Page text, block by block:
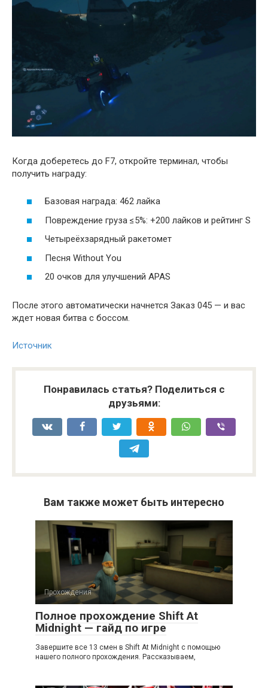
Когда доберетесь до F7, откройте терминал, чтобы
получить награду:
Базовая награда: 462 лайка
Повреждение груза ≤5%: +200 лайков и рейтинг S
Четыреёхзарядный ракетомет
Песня Without You
20 очков для улучшений APAS
После этого автоматически начнется Заказ 045 — и вас
ждет новая битва с боссом.
Источник
Понравилась статья? Поделиться с
друзьями:
Вам также может быть интересно
Прохождения
Полное прохождение Shift At
Midnight — гайд по игре
Завершите все 13 смен в Shift At Midnight с помощью
нашего полного прохождения. Рассказываем,